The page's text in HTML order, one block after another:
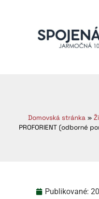
Domovská stránka »
PROFORIENT (odborné
Publikované: